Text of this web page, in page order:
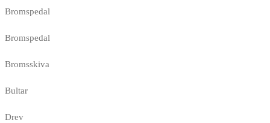
Bromspedal
Bromspedal
Bromsskiva
Bultar
Drev